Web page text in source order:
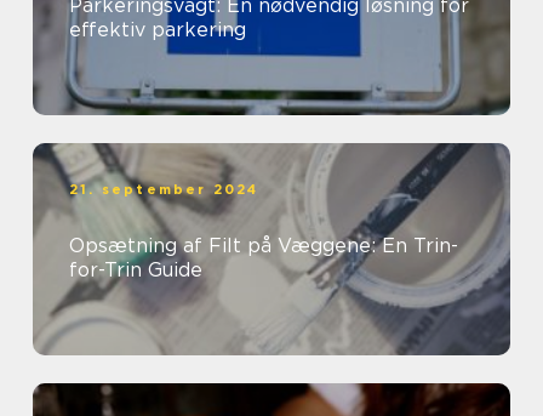
Parkeringsvagt: En nødvendig løsning for
effektiv parkering
21. september 2024
Opsætning af Filt på Væggene: En Trin-
for-Trin Guide